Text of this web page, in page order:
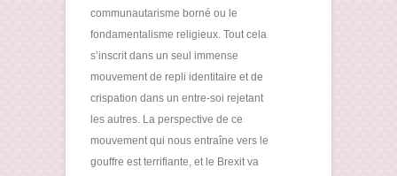
communautarisme borné ou le
fondamentalisme religieux. Tout cela
s’inscrit dans un seul immense
mouvement de repli identitaire et de
crispation dans un entre-soi rejetant
les autres. La perspective de ce
mouvement qui nous entraîne vers le
gouffre est terrifiante, et le Brexit va